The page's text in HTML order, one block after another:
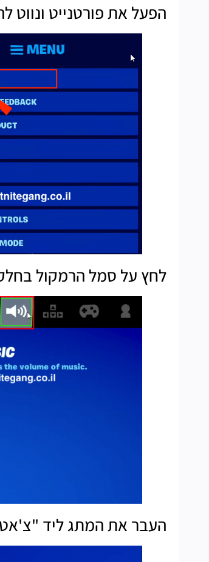
הפעל את פורטנייט
לחץ על סמל הרמקול
העבר את המתג ליד